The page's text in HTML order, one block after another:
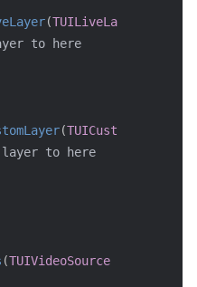
(TUILiveLayerManager
to here
(
layer to here
(TUIVideoSource